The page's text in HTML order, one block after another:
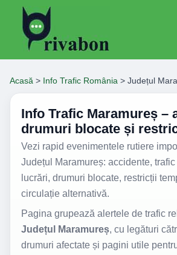
Acasă > Info Trafic România > Județul
Info Trafic Maramureș –
drumuri blocate și
Vezi rapid evenimentele rutiere
Județul Maramureș: accidente,
lucrări, drumuri blocate, restricții
circulație alternativă.
Pagina grupează alertele de trafic
Județul Maramureș, cu legături
drumuri afectate și pagini utile